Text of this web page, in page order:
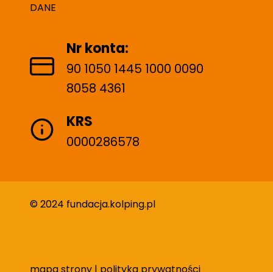
DANE
Nr konta:
90 1050 1445 1000 0090
8058 4361
KRS
0000286578
© 2024 fundacja.kolping.pl